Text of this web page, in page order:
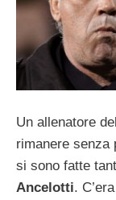
Un allenatore
rimanere senza
si sono fatte
Ancelotti.